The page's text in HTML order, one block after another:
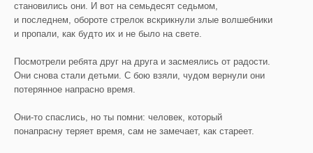
становились они. И вот на семьдесят седьмом,
и последнем, обороте стрелок вскрикнули злые волшебники
и пропали, как будто их и не было на свете.
Посмотрели ребята друг на друга и засмеялись от радости.
Они снова стали детьми. С бою взяли, чудом вернули они
потерянное напрасно время.
Они-то спаслись, но ты помни: человек, который
понапрасну теряет время, сам не замечает, как стареет.